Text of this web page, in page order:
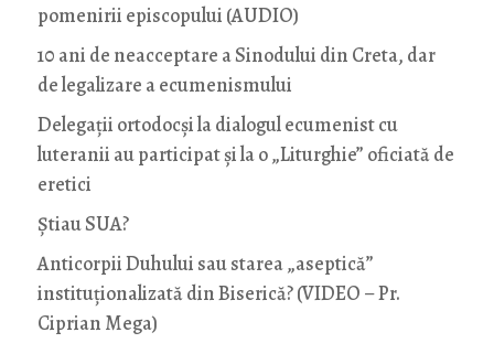
pomenirii episcopului (AUDIO)
10 ani de neacceptare a Sinodului din Creta, dar
de legalizare a ecumenismului
Delegații ortodocși la dialogul ecumenist cu
luteranii au participat și la o „Liturghie” oficiată de
eretici
Știau SUA?
Anticorpii Duhului sau starea „aseptică”
instituționalizată din Biserică? (VIDEO – Pr.
Ciprian Mega)